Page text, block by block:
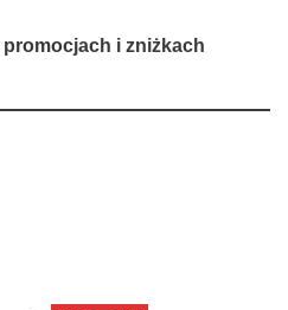
promocjach i zniżkach